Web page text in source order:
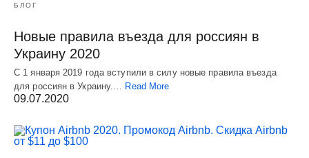
БЛОГ
Новые правила въезда для россиян в
Украину 2020
С 1 января 2019 года вступили в силу новые правила въезда
для россиян в Украину.…
Read More
09.07.2020